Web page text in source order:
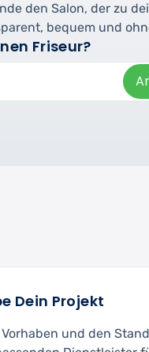
den Salon, der zu
bequem und
Friseur?
Dein Projekt
und den